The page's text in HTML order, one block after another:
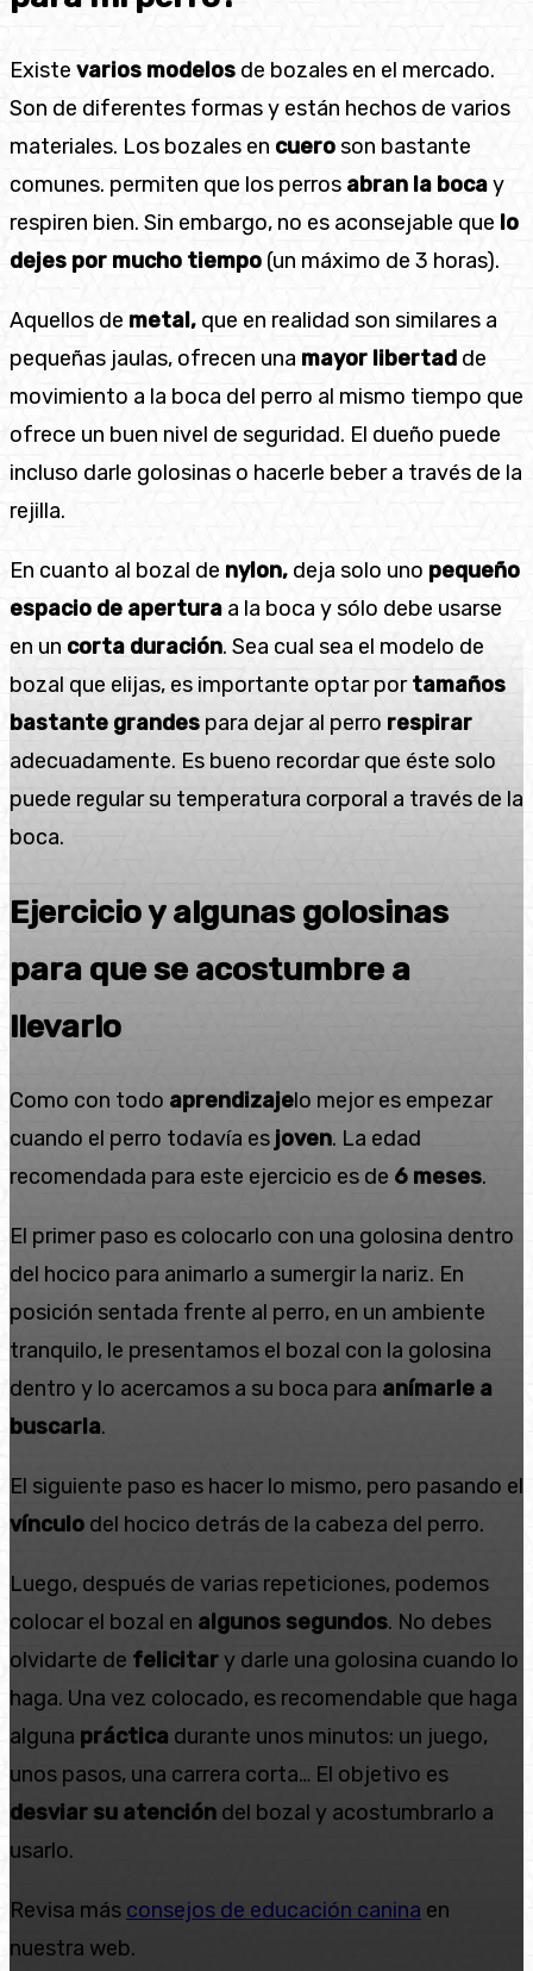
Existe varios modelos de bozales en el mercado.
Son de diferentes formas y están hechos de varios
materiales. Los bozales en cueroson bastante
comunes. permiten que los perros abran la bocay
respiren bien. Sin embargo, no es aconsejable que lo
dejes por mucho tiempo (un máximo de 3 horas).
Aquellos de metal, que en realidad son similares a
pequeñas jaulas, ofrecen una mayor libertad de
movimiento a la boca del perro al mismo tiempo que
ofrece un buen nivel de seguridad. El dueño puede
incluso darle golosinas o hacerle beber a través de la
rejilla.
En cuanto al bozal de nylon, deja solo uno pequeño
espacio de apertura a la boca y sólo debe usarse
en un corta duración. Sea cual sea el modelo de
bozal que elijas, es importante optar portamaños
bastante grandes para dejar al perro respirar
adecuadamente. Es bueno recordar que éste solo
puede regular su temperatura corporal a través de la
boca.
Ejercicio y algunas golosinas
para que se acostumbre a
llevarlo
Como con todo aprendizajelo mejor es empezar
cuando el perro todavía es joven. La edad
recomendada para este ejercicio es de 6 meses.
El primer paso es colocarlo con una golosina dentro
del hocico para animarlo a sumergir la nariz. En
posición sentada frente al perro, en un ambiente
tranquilo, le presentamos el bozal con la golosina
dentro y lo acercamos a su boca para anímarle a
buscarla.
El siguiente paso es hacer lo mismo, pero pasando el
vínculo del hocico detrás de la cabeza del perro.
Luego, después de varias repeticiones, podemos
colocar el bozal en algunos segundos. No debes
olvidarte de felicitary darle una golosina cuando lo
haga. Una vez colocado, es recomendable que haga
alguna práctica durante unos minutos: un juego,
unos pasos, una carrera corta… El objetivo es
desviar su atención del bozal y acostumbrarlo a
usarlo.
Revisa más consejos de educación canina en
nuestra web.